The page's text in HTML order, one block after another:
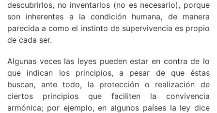
descubrirlos, no inventarlos (no es necesario), porque
son inherentes a la condición humana, de manera
parecida a como el instinto de supervivencia es propio
de cada ser.
Algunas veces las leyes pueden estar en contra de lo
que indican los principios, a pesar de que éstas
buscan, ante todo, la protección o realización de
ciertos principios que faciliten la convivencia
armónica; por ejemplo, en algunos países la ley dice